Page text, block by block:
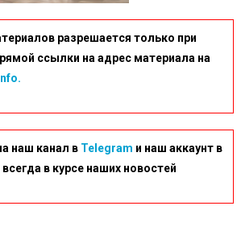
разрешается только при
ссылки на адрес материала на
наш канал в Telegram и наш аккаунт в
всегда в курсе наших новостей